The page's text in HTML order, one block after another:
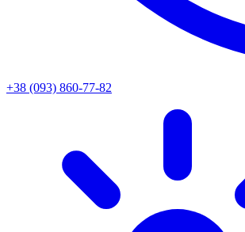
+38 (093) 860-77-82